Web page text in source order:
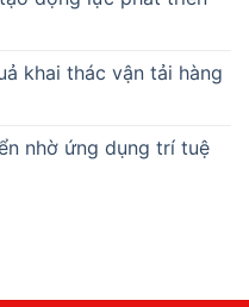
khai thác vận tải hàng
nhờ ứng dụng trí tuệ